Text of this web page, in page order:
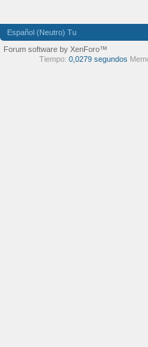
Español (Neutro) Tu
Forum software by XenForo™
Tiempo: 0,0279 segundos